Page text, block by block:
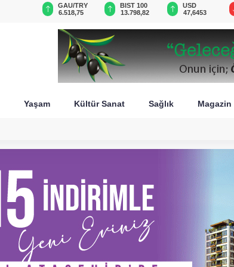
GAU/TRY
6.518,75
BIST 100
13.798,82
USD
47,6453
Yaşam Kültür Sanat Sağlık Magazin